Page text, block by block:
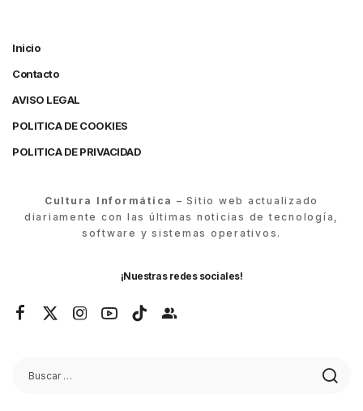
Inicio
Contacto
AVISO LEGAL
POLITICA DE COOKIES
POLITICA DE PRIVACIDAD
Cultura Informática – Sitio web actualizado
diariamente con las últimas noticias de tecnología,
software y sistemas operativos.
¡Nuestras redes sociales!